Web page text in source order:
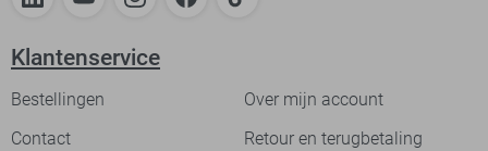
Klantenservice
Bestellingen
Over mijn account
Contact
Retour en terugbetaling